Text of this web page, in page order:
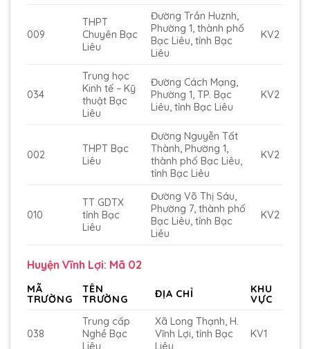
009
THPT
Chuyên Bạc
Liêu
Đường Trần Huznh,
Phường 1, thành phố
Bạc Liêu, tỉnh Bạc
Liêu
KV2
034
Trung học
Kinh tế – Kỹ
thuật Bạc
Liêu
Đường Cách Mạng,
Phường 1, TP. Bạc
Liêu, tỉnh Bạc Liêu
KV2
002
THPT Bạc
Liêu
Đường Nguyễn Tất
Thành, Phường 1,
thành phố Bạc Liêu,
tỉnh Bạc Liêu
KV2
010
TT GDTX
tỉnh Bạc
Liêu
Đường Võ Thị Sáu,
Phường 7, thành phố
Bạc Liêu, tỉnh Bạc
Liêu
KV2
Huyện Vĩnh Lợi: Mã 02
MÃ
TRƯỜNG
TÊN
TRƯỜNG
ĐỊA CHỈ
KHU
VỰC
038
Trung cấp
Nghề Bạc
Liêu
Xã Long Thạnh, H.
Vĩnh Lợi, tỉnh Bạc
Liêu
KV1